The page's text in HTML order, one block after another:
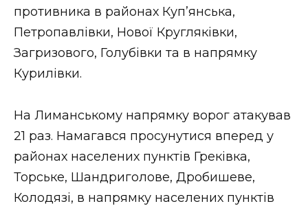
противника в районах Куп’янська,
Петропавлівки, Нової Кругляківки,
Загризового, Голубівки та в напрямку
Курилівки.
На Лиманському напрямку ворог атакував
21 раз. Намагався просунутися вперед у
районах населених пунктів Греківка,
Торське, Шандриголове, Дробишеве,
Колодязі, в напрямку населених пунктів